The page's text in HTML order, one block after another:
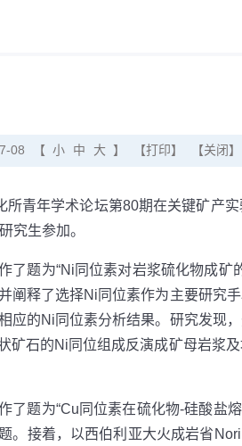
08 【 小 中 大 】 【打印】 【关闭】
所青年学术论坛第80期在关键矿产
究生参加。
了题为“Ni同位素对岩浆硫化物成
阐释了选择Ni同位素作为主要研究
应的Ni同位素分析结果。研究发现
矿石的Ni同位组成反演成矿母岩浆
了题为“Cu同位素在硫化物-硅酸盐
。接着，以西伯利亚大火成岩省